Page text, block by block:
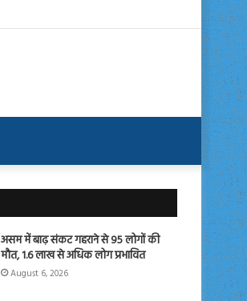
असम में बाढ़ संकट गहराने से 95 लोगों की
मौत, 1.6 लाख से अधिक लोग प्रभावित
August 6, 2026